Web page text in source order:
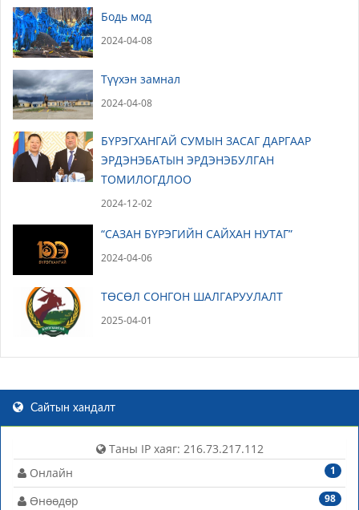
Бодь мод
2024-04-08
Түүхэн замнал
2024-04-08
БҮРЭГХАНГАЙ СУМЫН ЗАСАГ ДАРГААР
ЭРДЭНЭБАТЫН ЭРДЭНЭБУЛГАН
ТОМИЛОГДЛОО
2024-12-02
“САЗАН БҮРЭГИЙН САЙХАН НУТАГ”
2024-04-06
ТӨСӨЛ СОНГОН ШАЛГАРУУЛАЛТ
2025-04-01
Сайтын хандалт
Таны IP хаяг: 216.73.217.112
1
Онлайн
98
Өнөөдөр